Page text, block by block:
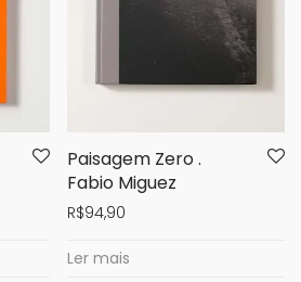
Paisagem Zero .
Fabio Miguez
R$94,90
Ler mais